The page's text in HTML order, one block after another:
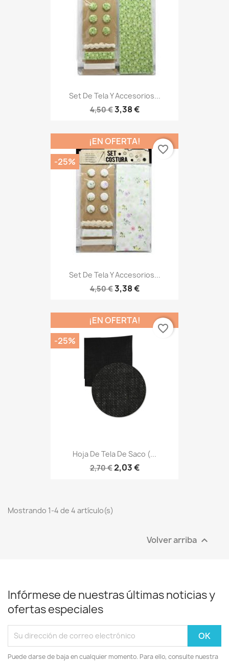
Set De Tela Y Accesorios...
4,50 €3,38 €
Set De Tela Y Accesorios...
4,50 €3,38 €
¡EN OFERTA!
-25%
favorite_border
Hoja De Tela De Saco (...
2,70 €2,03 €
¡EN OFERTA!
-25%
favorite_border
Mostrando 1-4 de 4 artículo(s)
Volver arriba 
Infórmese de nuestras últimas noticias y
ofertas especiales
Puede darse de baja en cualquier momento. Para ello, consulte nuestra